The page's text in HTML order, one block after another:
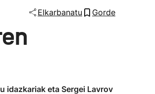
Elkarbanatu Gorde
idazkariak eta Sergei Lavrov